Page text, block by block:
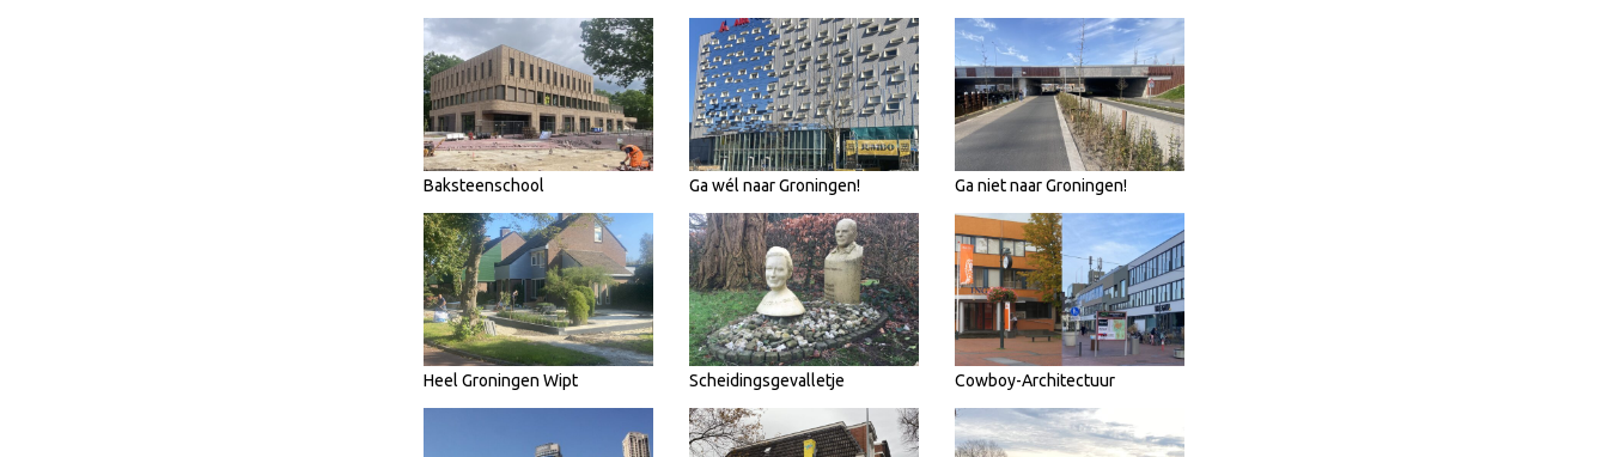
Baksteenschool Ga wél naar Groningen! Ga niet naar Groningen!
Heel Groningen Wipt Scheidingsgevalletje Cowboy-Architectuur